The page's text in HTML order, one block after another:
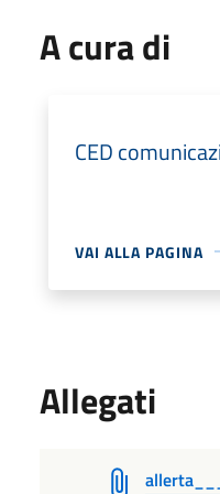
A cura di
CED
VAI ALLA PAGINA
Allegati